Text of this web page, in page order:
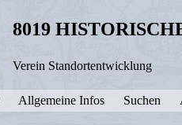
8019
Verein Standortentwicklung
Allgemeine Infos Suchen